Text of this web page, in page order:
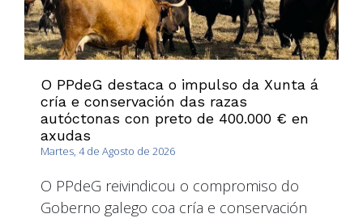
O PPdeG destaca o impulso da Xunta á
cría e conservación das razas
autóctonas con preto de 400.000 € en
axudas
Martes, 4 de Agosto de 2026
O PPdeG reivindicou o compromiso do
Goberno galego coa cría e conservación